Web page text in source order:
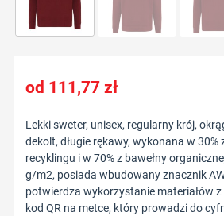
111,77zł
Lekki sweter, unisex, regularny krój,
dekolt, długie rękawy, wykonana w 30%
recyklingu i w 70% z bawełny
g/m2, posiada wbudowany znacznik
potwierdza wykorzystanie materiałów
kod QR na metce, który prowadzi do